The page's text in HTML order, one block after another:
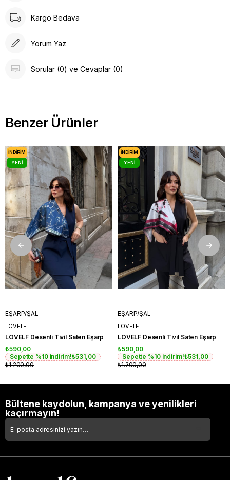
Kargo Bedava
Yorum Yaz
Sorular (0) ve Cevaplar (0)
Benzer Ürünler
EŞARP/ŞAL
LOVELF
LOVELF Desenli Tivil Saten Eşarp
₺590,00
Sepette %10 indirim!₺531,00
₺1.200,00
İNDIRIM
YENI
ÜRÜN
EŞARP/ŞAL
LOVELF
LOVELF Desenli Tivil Saten Eşarp
₺590,00
Sepette %10 indirim!₺531,00
₺1.200,00
İNDIRIM
YENI
ÜRÜN
Bültene kaydolun, kampanya ve yenilikleri
kaçırmayın!